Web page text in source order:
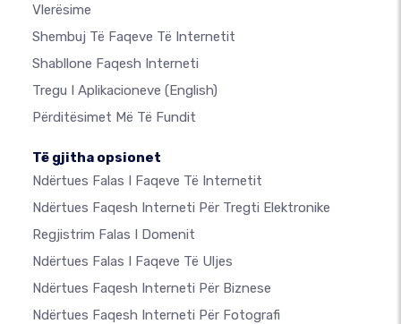
Vlerësime
Shembuj Të Faqeve Të Internetit
Shabllone Faqesh Interneti
Tregu I Aplikacioneve (English)
Përditësimet Më Të Fundit
Të gjitha opsionet
Ndërtues Falas I Faqeve Të Internetit
Ndërtues Faqesh Interneti Për Tregti Elektronike
Regjistrim Falas I Domenit
Ndërtues Falas I Faqeve Të Uljes
Ndërtues Faqesh Interneti Për Biznese
Ndërtues Faqesh Interneti Për Fotografi